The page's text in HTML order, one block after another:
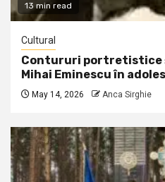
13 min read
Cultural
Contururi portretistice
Mihai Eminescu în
May 14, 2026 Anca Sirghie